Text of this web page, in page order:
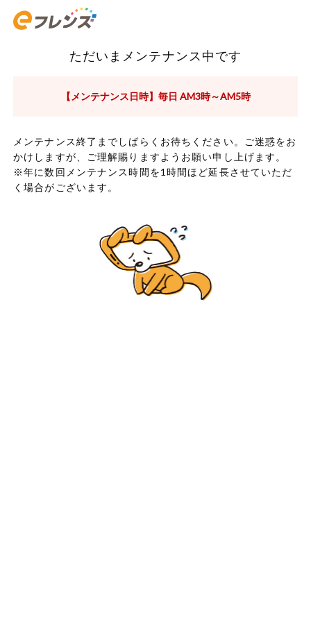
ただいまメンテナンス中です
【メンテナンス日時】毎日 AM3時～AM5時
メンテナンス終了までしばらくお待ちください。ご迷惑をお
かけしますが、ご理解賜りますようお願い申し上げます。
※年に数回メンテナンス時間を1時間ほど延長させていただ
く場合がございます。